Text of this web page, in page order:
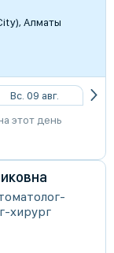
Алматы
Вс. 09 авг.
этот день
хирург